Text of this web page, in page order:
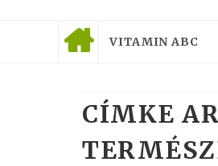
VITAMIN ABC
CÍMKE